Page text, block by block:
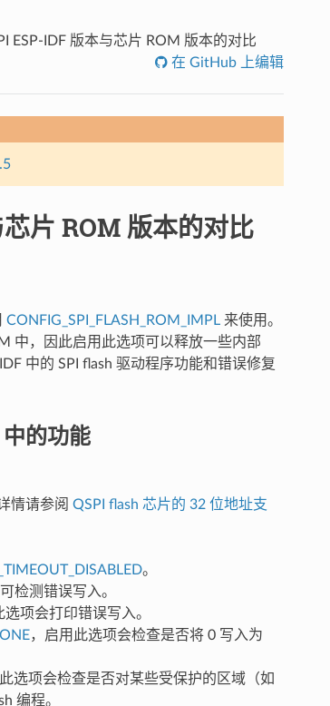
ESP-IDF 版本与芯片 ROM 版本的对比
在 GitHub 上编辑
片 ROM 版本的对比
CONFIG_SPI_FLASH_ROM_IMPL来使用。
中，因此启用此选项可以释放一些内部
中的 SPI flash 驱动程序功能和错误修复
的功能
情请参阅 QSPI flash 芯片的 32 位地址支
。
检测错误写入。
项会打印错误写入。
，启用此选项会检查是否将 0 写入为
选项会检查是否对某些受保护的区域（如
编程。